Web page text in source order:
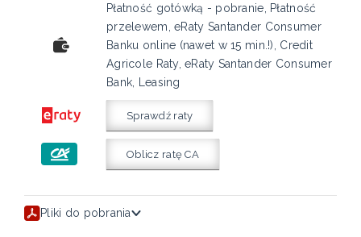
Płatność gotówką - pobranie, Płatność
przelewem, eRaty Santander Consumer
Banku online (nawet w 15 min.!), Credit
Agricole Raty, eRaty Santander Consumer
Bank, Leasing
Sprawdź raty
Oblicz ratę CA
Pliki do pobrania